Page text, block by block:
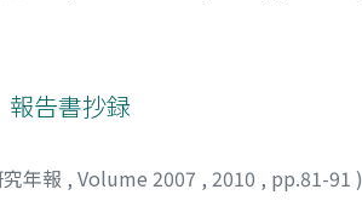
告書抄録
年報 , Volume 2007 , 2010 , pp.81-91 )